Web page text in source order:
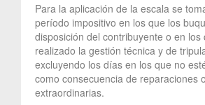
Para la aplicación de la escala se
período impositivo en los que los
disposición del contribuyente o en los
realizado la gestión técnica y de
excluyendo los días en los que no
como consecuencia de reparaciones
extraordinarias.